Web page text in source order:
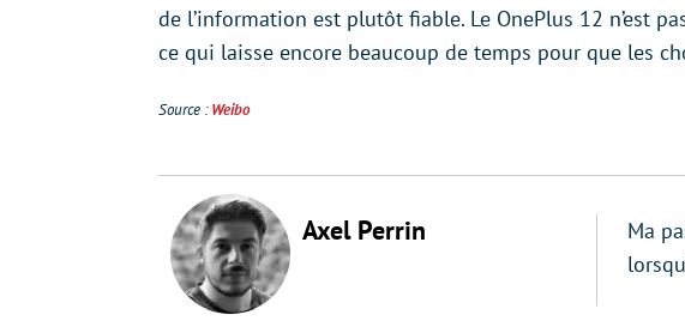
de l’information est plutôt fiable. Le OnePlus 12 n’est
ce qui laisse encore beaucoup de temps pour que les
Source :Weibo
Axel Perrin
Ma